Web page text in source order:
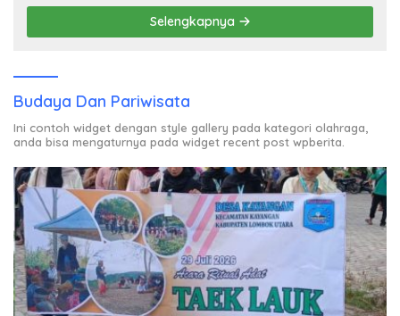
Selengkapnya
Budaya Dan Pariwisata
Ini contoh widget dengan style gallery pada kategori olahraga,
anda bisa mengaturnya pada widget recent post wpberita.